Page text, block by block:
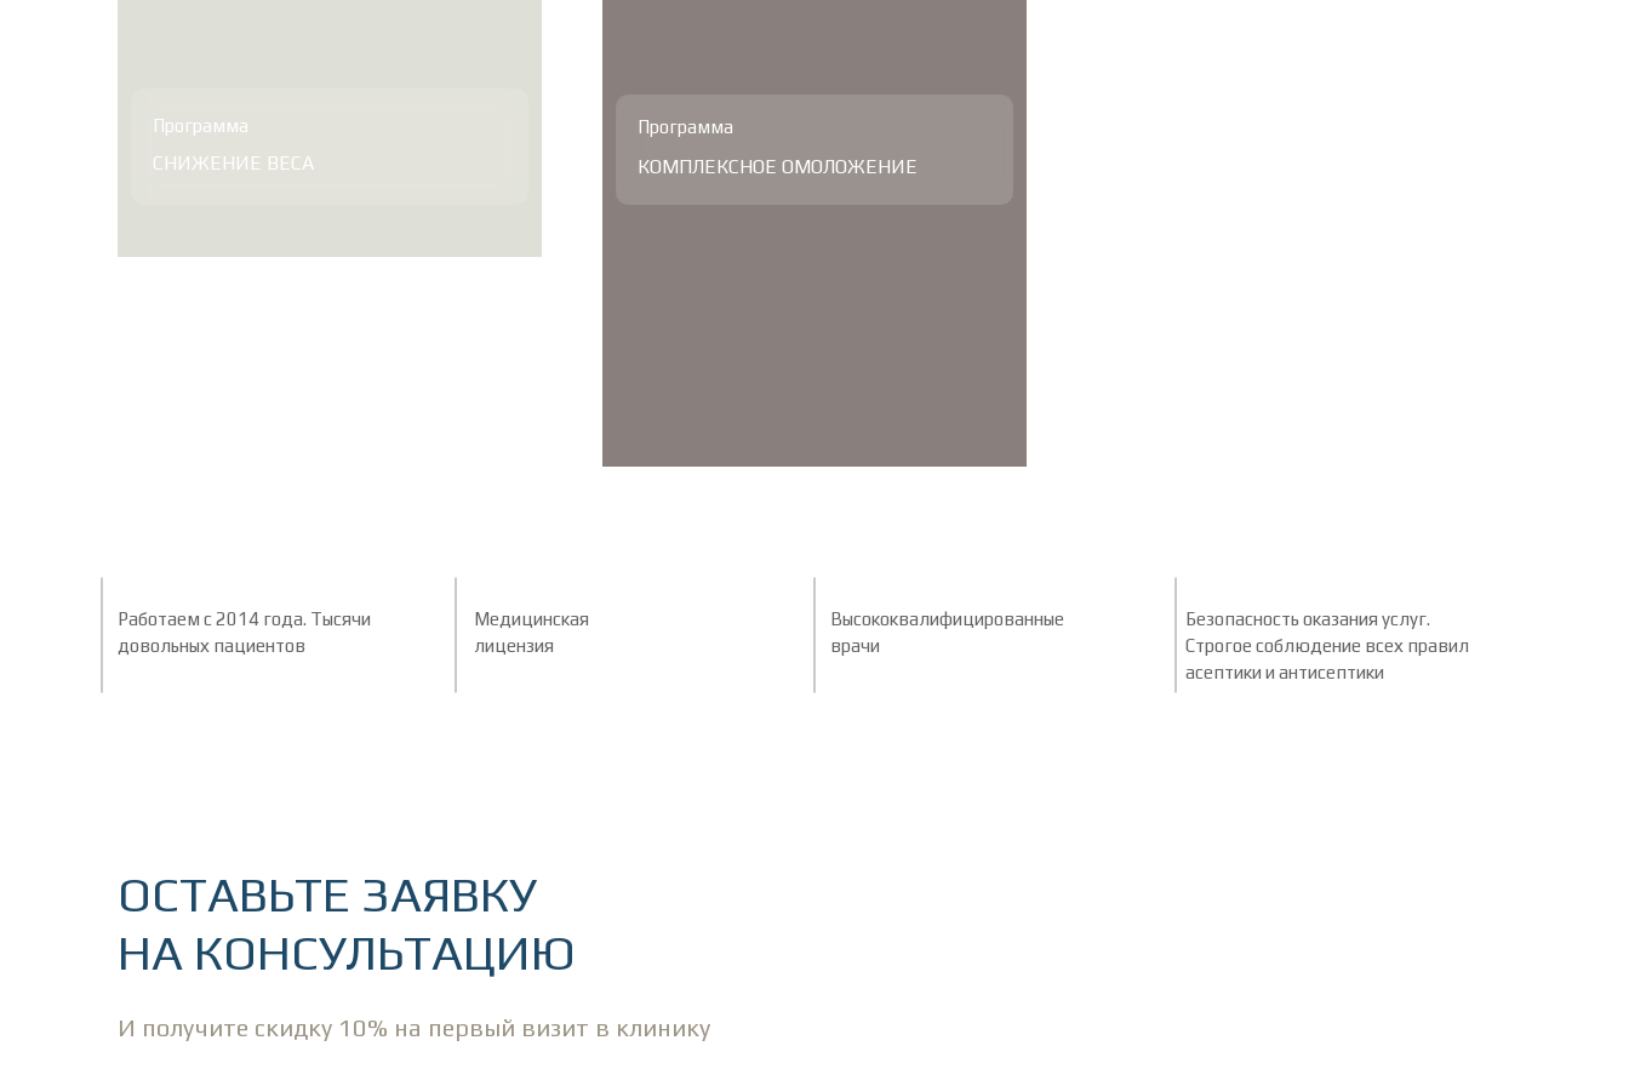
СНИЖЕНИЕ ВЕСА
Программа
КОМПЛЕКСНОЕ ОМОЛОЖЕНИЕ
Программа
Работаем с 2014 года. Тысячи
довольных пациентов
Медицинская
лицензия
Высококвалифицированные
врачи
Безопасность оказания услуг.
Строгое соблюдение всех правил
асептики и антисептики
И получите скидку 10% на первый визит в клинику
ОСТАВЬТЕ ЗАЯВКУ
НА КОНСУЛЬТАЦИЮ